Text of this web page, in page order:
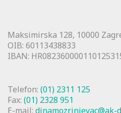
Maksimirska 128, 10000
OIB: 60113438833
IBAN:
Telefon: (01) 2311 125
Fax: (01) 2328 951
E-mail: dinamozrinjevac@ak-